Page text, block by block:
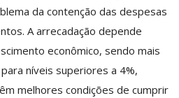
da contenção das despesas
A arrecadação depende
econômico, sendo mais
níveis superiores a 4%,
melhores condições de cumprir